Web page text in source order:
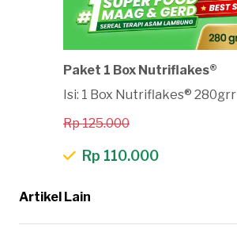
Paket 1 Box Nutriflakes®
Isi: 1 Box Nutriflakes® 280grr
Rp 125.000
Rp 110.000
Artikel Lain